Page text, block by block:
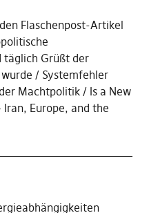
Flaschenpost-Artikel
täglich Grüßt der
Systemfehler
Machtpolitik
Is a New
Europe, and the